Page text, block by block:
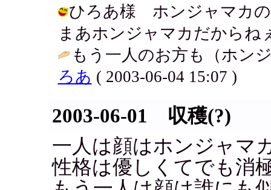
ひろあ様 ホンジャマカの
まあホンジャマカだからね
もう一人のお方も（ホン
ろあ ( 2003-06-04 15:07 )
2003-06-01 収穫(?)
一人は顔はホンジャマ
性格は優しくてでも消